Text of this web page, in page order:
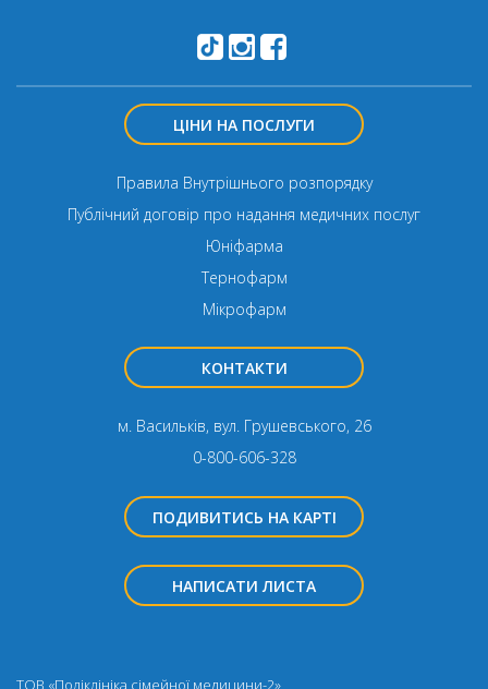
ЦІНИ НА ПОСЛУГИ
Правила Внутрішнього розпорядку
Публічний договір про надання медичних послуг
Юніфарма
Тернофарм
Мікрофарм
КОНТАКТИ
м. Васильків, вул. Грушевського, 26
0-800-606-328
ПОДИВИТИСЬ НА КАРТІ
НАПИСАТИ ЛИСТА
ТОВ «Поліклініка сімейної медицини-2»